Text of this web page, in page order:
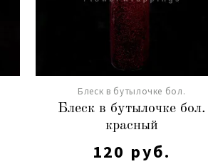
Блеск в бутылочке бол.
Блеск в бутылочке бол.
красный
120 руб.